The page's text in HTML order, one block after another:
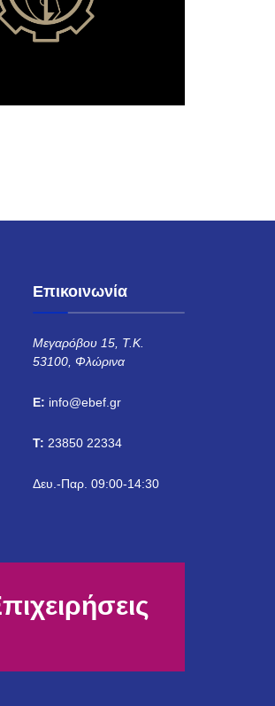
Επικοινωνία
Μεγαρόβου 15, Τ.Κ.
53100, Φλώρινα
E: info@ebef.gr
T: 23850 22334
Δευ.-Παρ. 09:00-14:30